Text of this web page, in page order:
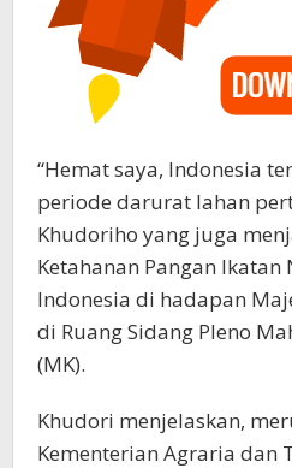
“Hemat saya, Indonesia
periode darurat lahan
Khudoriho yang juga
Ketahanan Pangan
Indonesia di hadapan
di Ruang Sidang Pleno
(MK).
Khudori menjelaskan,
Kementerian Agraria dan